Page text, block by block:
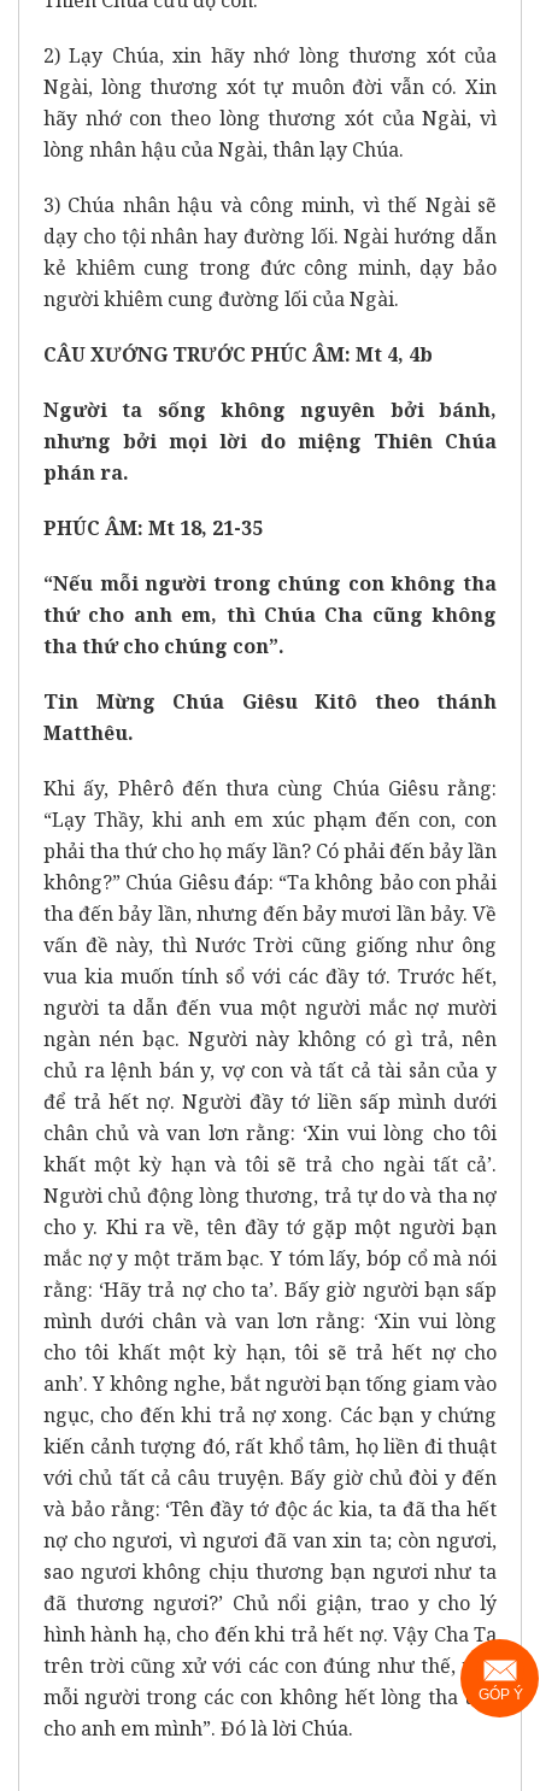
2) Lạy Chúa, xin hãy nhớ lòng thương xót của
Ngài, lòng thương xót tự muôn đời vẫn có. Xin
hãy nhớ con theo lòng thương xót của Ngài, vì
lòng nhân hậu của Ngài, thân lạy Chúa.
3) Chúa nhân hậu và công minh, vì thế Ngài sẽ
dạy cho tội nhân hay đường lối. Ngài hướng dẫn
kẻ khiêm cung trong đức công minh, dạy bảo
người khiêm cung đường lối của Ngài.
CÂU XƯỚNG TRƯỚC PHÚC ÂM: Mt 4, 4b
Người ta sống không nguyên bởi bánh,
nhưng bởi mọi lời do miệng Thiên Chúa
phán ra.
PHÚC ÂM: Mt 18, 21-35
“Nếu mỗi người trong chúng con không tha
thứ cho anh em, thì Chúa Cha cũng không
tha thứ cho chúng con”.
Tin Mừng Chúa Giêsu Kitô theo thánh
Matthêu.
Khi ấy, Phêrô đến thưa cùng Chúa Giêsu rằng:
“Lạy Thầy, khi anh em xúc phạm đến con, con
phải tha thứ cho họ mấy lần? Có phải đến bảy lần
không?” Chúa Giêsu đáp: “Ta không bảo con phải
tha đến bảy lần, nhưng đến bảy mươi lần bảy. Về
vấn đề này, thì Nước Trời cũng giống như ông
vua kia muốn tính sổ với các đầy tớ. Trước hết,
người ta dẫn đến vua một người mắc nợ mười
ngàn nén bạc. Người này không có gì trả, nên
chủ ra lệnh bán y, vợ con và tất cả tài sản của y
để trả hết nợ. Người đầy tớ liền sấp mình dưới
chân chủ và van lơn rằng: ‘Xin vui lòng cho tôi
khất một kỳ hạn và tôi sẽ trả cho ngài tất cả’.
Người chủ động lòng thương, trả tự do và tha nợ
cho y. Khi ra về, tên đầy tớ gặp một người bạn
mắc nợ y một trăm bạc. Y tóm lấy, bóp cổ mà nói
rằng: ‘Hãy trả nợ cho ta’. Bấy giờ người bạn sấp
mình dưới chân và van lơn rằng: ‘Xin vui lòng
cho tôi khất một kỳ hạn, tôi sẽ trả hết nợ cho
anh’. Y không nghe, bắt người bạn tống giam vào
ngục, cho đến khi trả nợ xong. Các bạn y chứng
kiến cảnh tượng đó, rất khổ tâm, họ liền đi thuật
với chủ tất cả câu truyện. Bấy giờ chủ đòi y đến
và bảo rằng: ‘Tên đầy tớ độc ác kia, ta đã tha hết
nợ cho ngươi, vì ngươi đã van xin ta; còn ngươi,
sao ngươi không chịu thương bạn ngươi như ta
đã thương ngươi?’ Chủ nổi giận, trao y cho lý
hình hành hạ, cho đến khi trả hết nợ. Vậy Cha Ta
trên trời cũng xử với các con đúng như thế, nếu
mỗi người trong các con không hết lòng tha thứ
cho anh em mình”. Đó là lời Chúa.
GÓP Ý